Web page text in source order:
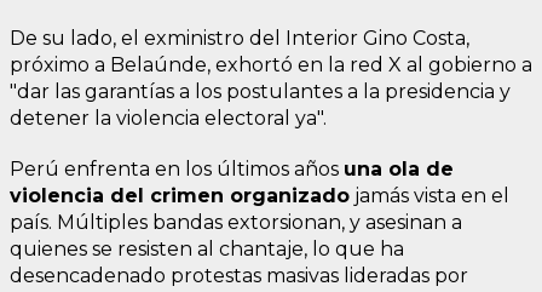
De su lado, el exministro del Interior Gino Costa,
próximo a Belaúnde, exhortó en la red X al gobierno a
"dar las garantías a los postulantes a la presidencia y
detener la violencia electoral ya".
Perú enfrenta en los últimos años una ola de
violencia del crimen organizado jamás vista en el
país. Múltiples bandas extorsionan, y asesinan a
quienes se resisten al chantaje, lo que ha
desencadenado protestas masivas lideradas por